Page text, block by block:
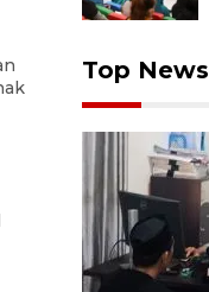
Top News